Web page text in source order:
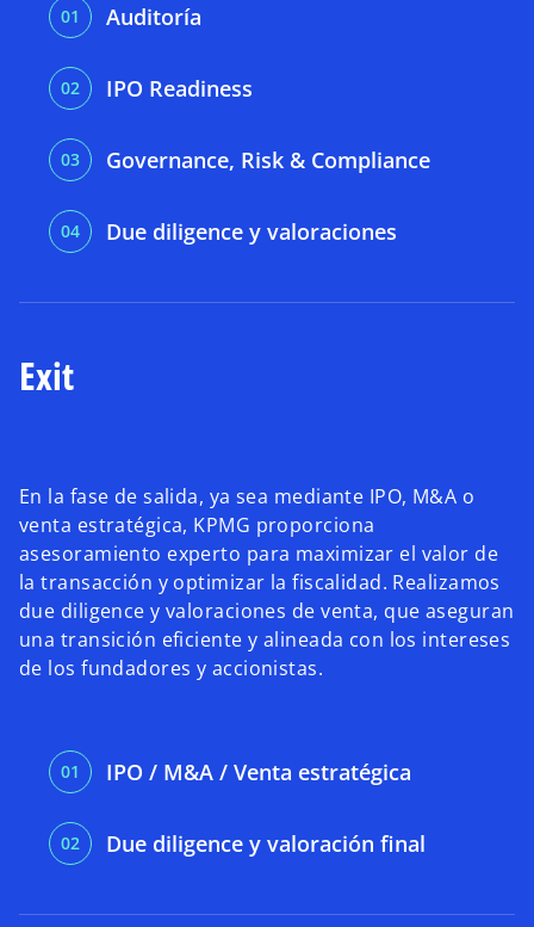
Auditoría
IPO Readiness
Governance, Risk & Compliance
Due diligence y valoraciones
Exit
En la fase de salida, ya sea mediante IPO, M&A o
venta estratégica, KPMG proporciona
asesoramiento experto para maximizar el valor de
la transacción y optimizar la fiscalidad. Realizamos
due diligence y valoraciones de venta, que aseguran
una transición eficiente y alineada con los intereses
de los fundadores y accionistas.
IPO / M&A / Venta estratégica
Due diligence y valoración final